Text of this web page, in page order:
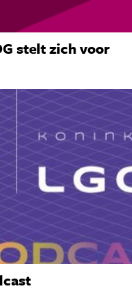
stelt zich voor